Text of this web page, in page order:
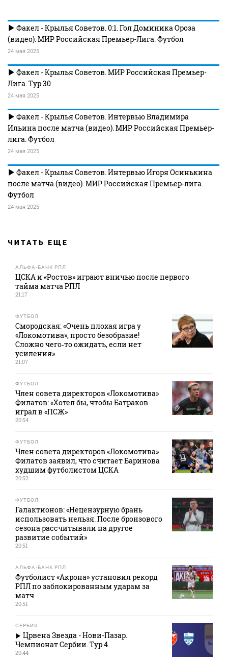
Факел - Крылья Советов. 0:1. Гол Доминика Ороза
(видео). МИР Российская Премьер-Лига. Футбол
24 мая 2025
Факел - Крылья Советов. МИР Российская Премьер-
Лига. Тур 30
24 мая 2025
Факел - Крылья Советов. Интервью Владимира
Ильина после матча (видео). МИР Российская Премьер-
лига. Футбол
24 мая 2025
Факел - Крылья Советов. Интервью Игоря Осинькина
после матча (видео). МИР Российская Премьер-лига.
Футбол
24 мая 2025
ЧИТАТЬ ЕЩЕ
АЛЬФА-БАНК РПЛ
ЦСКА и «Ростов» играют вничью после первого
тайма матча РПЛ
21:17
ФУТБОЛ
Смородская: «Очень плохая игра у
«Локомотива», просто безобразие!
Сложно чего‑то ожидать, если нет
усиления»
21:07
ФУТБОЛ
Член совета директоров «Локомотива»
Филатов: «Хотел бы, чтобы Батраков
играл в «ПСЖ»
20:54
ФУТБОЛ
Член совета директоров «Локомотива»
Филатов заявил, что считает Баринова
худшим футболистом ЦСКА
20:52
ФУТБОЛ
Галактионов: «Нецензурную брань
использовать нельзя. После бронзового
сезона рассчитывали на другое
развитие событий»
20:51
АЛЬФА-БАНК РПЛ
Футболист «Акрона» установил рекорд
РПЛ по заблокированным ударам за
матч
20:51
СЕРБИЯ
Црвена Звезда - Нови-Пазар.
Чемпионат Сербии. Тур 4
20:44